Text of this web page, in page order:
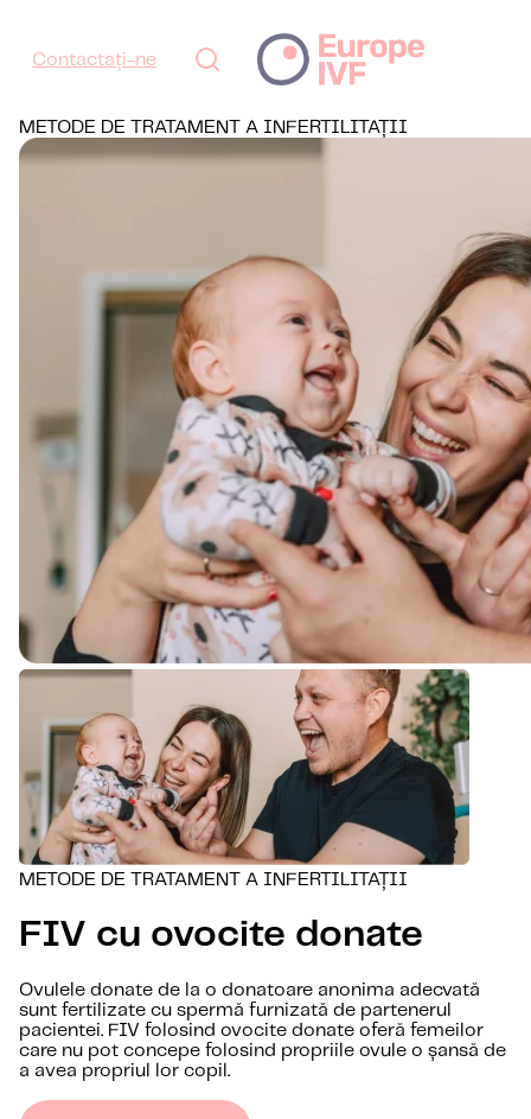
Contactați-ne
METODE DE TRATAMENT A INFERTILITAȚII
METODE DE TRATAMENT A INFERTILITAȚII
FIV cu ovocite donate
Ovulele donate de la o donatoare anonima adecvată
sunt fertilizate cu spermă furnizată de partenerul
pacientei. FIV folosind ovocite donate oferă femeilor
care nu pot concepe folosind propriile ovule o șansă de
a avea propriul lor copil.